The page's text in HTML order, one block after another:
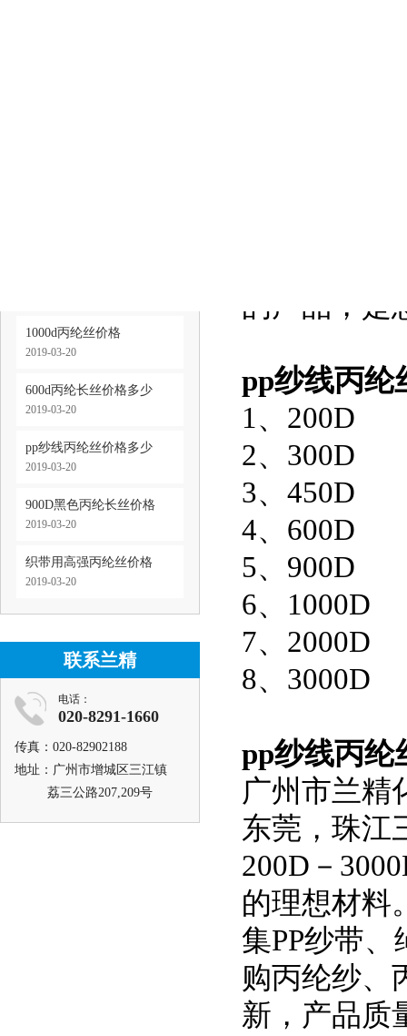
1000d丙纶丝价格
2019-03-20
600d丙纶长丝价格多少
2019-03-20
pp纱线丙纶丝价格多少
2019-03-20
900D黑色丙纶长丝价格
2019-03-20
织带用高强丙纶丝价格
2019-03-20
联系兰精
电话：
020-8291-1660
传真：020-82902188
地址：广州市增城区三江镇
荔三公路207,209号
的产品，是
pp纱线丙纶
1、200D
2、300D
3、450D
4、600D
5、900D
6、1000D
7、2000D
8、3000D
pp纱线丙纶
广州市兰精
东莞，珠江
200D－
的理想材料
集PP纱带
购丙纶纱、
新，产品质